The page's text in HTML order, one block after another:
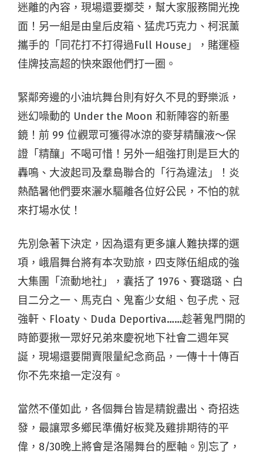
迷離的內容，現場還要擲茭，幫大家服務開光挽
面！另一組是由皇后皮箱、猛虎巧克力、柯泯薰
攜手的「同花打不打得過Full House 」，賭運極
佳牌技高超的快來跟他們打一圈。
緊鄰旁邊的小油坑舞台則有好久不見的野樂派，
迷幻噪動的 Under the Moon 和新陣容的新墨
鏡！前 99 位觀眾可獲得冰涼的麥芽精釀液～保
證「精釀」不喝可惜！另外一組強打則是巨大的
轟鳴、大波起司及羣島聯合的「行為違法」！炎
熱酷暑他們要來灑水驅離各位好公民，不怕的就
來打場水仗！
先別急著下決定，因為還有更多讓人難抉擇的選
項，峨眉舞台將有本次勁旅，四支隊伍組成的強
大集團「流動地社」，囊括了 1976 、賽璐璐、白
目二分之一、馬克白、鬼畜少女組、包子虎、冠
強軒、 Floaty 、 Duda Deportiva……趁著鬼門開的
時節要揪一眾好兄弟來慶祝地下社會二週年冥
誕，現場還要開賣限量紀念商品，一傳十十傳百
你不先來搶一定沒有。
當然不僅如此，各個舞台皆是精銳盡出、奇招迭
發，最讓眾多鄉民準備好板凳及雞排期待的平
偉， 8/30晚上將會是洛陽舞台的壓軸。別忘了，